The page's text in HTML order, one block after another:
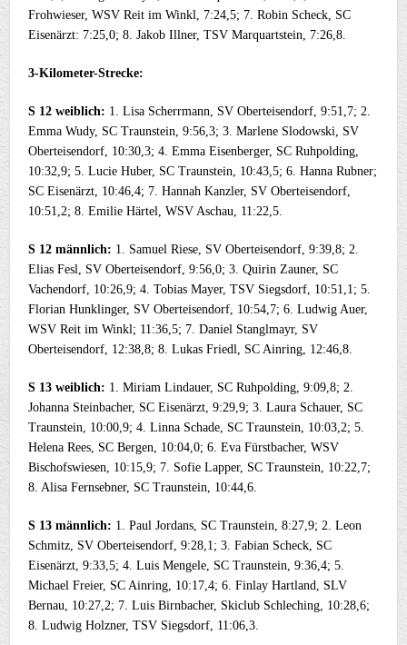
Frohwieser, WSV Reit im Winkl, 7:24,5; 7. Robin Scheck, SC
Eisenärzt: 7:25,0; 8. Jakob Illner, TSV Marquartstein, 7:26,8.
3-Kilometer-Strecke:
S 12 weiblich: 1. Lisa Scherrmann, SV Oberteisendorf, 9:51,7; 2.
Emma Wudy, SC Traunstein, 9:56,3; 3. Marlene Slodowski, SV
Oberteisendorf, 10:30,3; 4. Emma Eisenberger, SC Ruhpolding,
10:32,9; 5. Lucie Huber, SC Traunstein, 10:43,5; 6. Hanna Rubner;
SC Eisenärzt, 10:46,4; 7. Hannah Kanzler, SV Oberteisendorf,
10:51,2; 8. Emilie Härtel, WSV Aschau, 11:22,5.
S 12 männlich: 1. Samuel Riese, SV Oberteisendorf, 9:39,8; 2.
Elias Fesl, SV Oberteisendorf, 9:56,0; 3. Quirin Zauner, SC
Vachendorf, 10:26,9; 4. Tobias Mayer, TSV Siegsdorf, 10:51,1; 5.
Florian Hunklinger, SV Oberteisendorf, 10:54,7; 6. Ludwig Auer,
WSV Reit im Winkl; 11:36,5; 7. Daniel Stanglmayr, SV
Oberteisendorf, 12:38,8; 8. Lukas Friedl, SC Ainring, 12:46,8.
S 13 weiblich: 1. Miriam Lindauer, SC Ruhpolding, 9:09,8; 2.
Johanna Steinbacher, SC Eisenärzt, 9:29,9; 3. Laura Schauer, SC
Traunstein, 10:00,9; 4. Linna Schade, SC Traunstein, 10:03,2; 5.
Helena Rees, SC Bergen, 10:04,0; 6. Eva Fürstbacher, WSV
Bischofswiesen, 10:15,9; 7. Sofie Lapper, SC Traunstein, 10:22,7;
8. Alisa Fernsebner, SC Traunstein, 10:44,6.
S 13 männlich: 1. Paul Jordans, SC Traunstein, 8:27,9; 2. Leon
Schmitz, SV Oberteisendorf, 9:28,1; 3. Fabian Scheck, SC
Eisenärzt, 9:33,5; 4. Luis Mengele, SC Traunstein, 9:36,4; 5.
Michael Freier, SC Ainring, 10:17,4; 6. Finlay Hartland, SLV
Bernau, 10:27,2; 7. Luis Birnbacher, Skiclub Schleching, 10:28,6;
8. Ludwig Holzner, TSV Siegsdorf, 11:06,3.